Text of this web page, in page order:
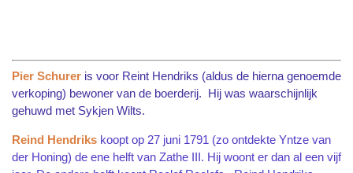
Pier Schurer is voor Reint Hendriks (aldus de hierna genoemde
verkoping) bewoner van de boerderij. Hij was waarschijnlijk
gehuwd met Sykjen Wilts.
Reind Hendriks koopt op 27 juni 1791 (zo ontdekte Yntze van
der Honing) de ene helft van Zathe III. Hij woont er dan al een vijf